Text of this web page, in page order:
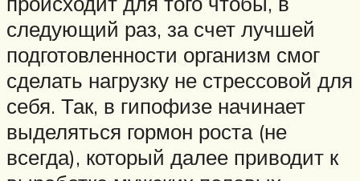
следующий раз, за счет лучшей
подготовленности организм смог
сделать нагрузку не стрессовой для
себя. Так, в гипофизе начинает
выделяться гормон роста (не
всегда), который далее приводит к